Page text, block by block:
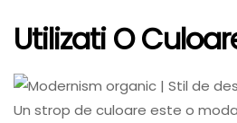
Utilizati O
Un strop de culoare este o